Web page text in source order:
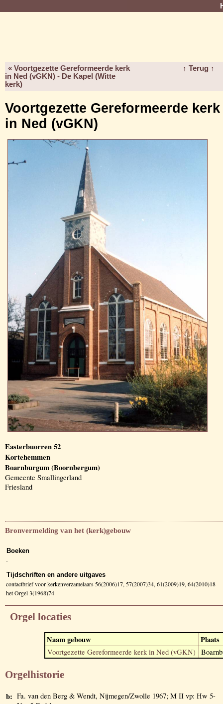
« Voortgezette Gereformeerde kerk
in Ned (vGKN) - De Kapel (Witte
kerk)
↑ Terug ↑
Voortgezette Gereformeerde kerk
in Ned (vGKN)
Easterbuorren 52
Kortehemmen
Boarnburgum (Boornbergum)
Gemeente Smallingerland
Friesland
Bronvermelding van het (kerk)gebouw
Boeken
-
Tijdschriften en andere uitgaves
contactbrief voor kerkenverzamelaars 56(2006)17, 57(2007)34, 61(2009)19, 64(2010)18
het Orgel 3(1968)74
Orgel locaties
Naam gebouw Plaats
Voortgezette Gereformeerde kerk in Ned (vGKN)
Orgelhistorie
b: Fa. van den Berg & Wendt, Nijmegen/Zwolle 1967; M II vp: Hw 5-